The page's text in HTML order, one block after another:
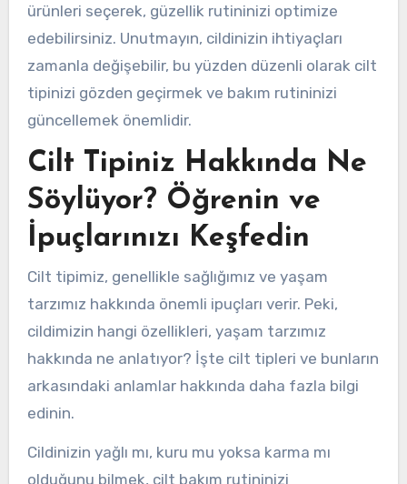
ürünleri seçerek, güzellik rutininizi optimize
edebilirsiniz. Unutmayın, cildinizin ihtiyaçları
zamanla değişebilir, bu yüzden düzenli olarak cilt
tipinizi gözden geçirmek ve bakım rutininizi
güncellemek önemlidir.
Cilt Tipiniz Hakkında Ne
Söylüyor? Öğrenin ve
İpuçlarınızı Keşfedin
Cilt tipimiz, genellikle sağlığımız ve yaşam
tarzımız hakkında önemli ipuçları verir. Peki,
cildimizin hangi özellikleri, yaşam tarzımız
hakkında ne anlatıyor? İşte cilt tipleri ve bunların
arkasındaki anlamlar hakkında daha fazla bilgi
edinin.
Cildinizin yağlı mı, kuru mu yoksa karma mı
olduğunu bilmek, cilt bakım rutininizi